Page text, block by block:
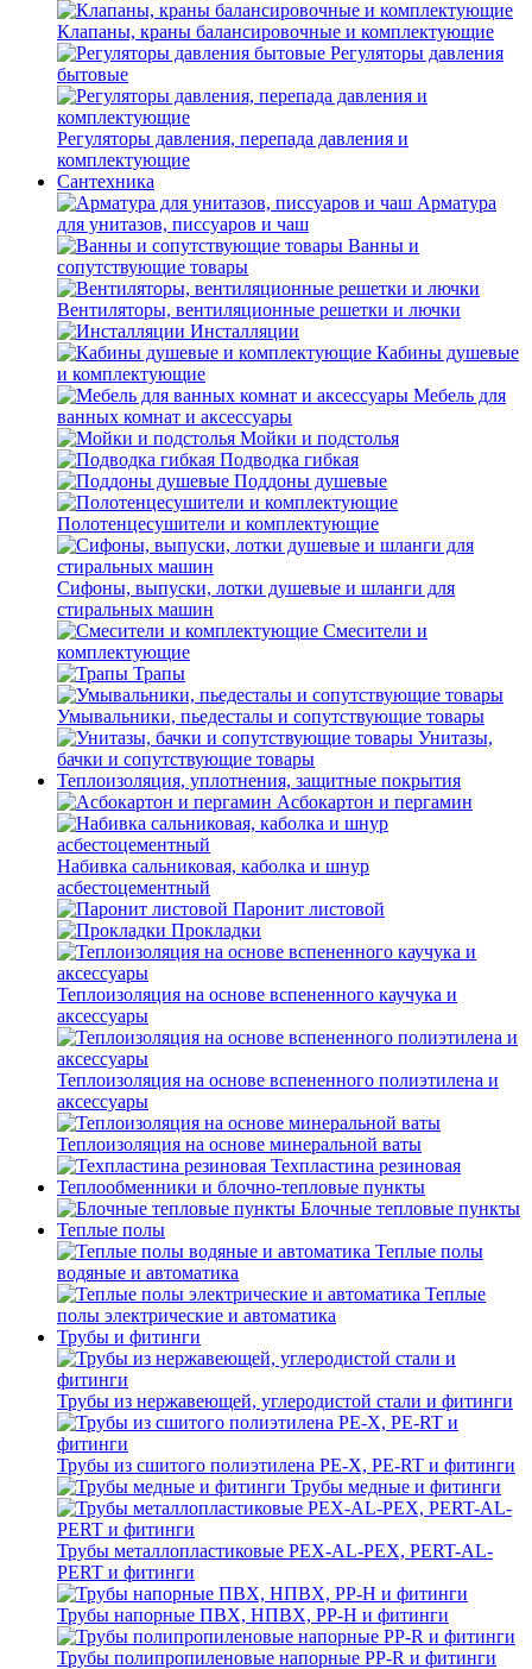
Клапаны, краны балансировочные и комплектующие
Регуляторы давления
бытовые
Регуляторы давления, перепада давления и
комплектующие
Сантехника
Арматура
для унитазов, писсуаров и чаш
Ванны и
сопутствующие товары
Вентиляторы, вентиляционные решетки и лючки
Инсталляции
Кабины душевые
и комплектующие
Мебель для
ванных комнат и аксессуары
Мойки и подстолья
Подводка гибкая
Поддоны душевые
Полотенцесушители и комплектующие
Сифоны, выпуски, лотки душевые и шланги для
стиральных машин
Смесители и
комплектующие
Трапы
Умывальники, пьедесталы и сопутствующие товары
Унитазы,
бачки и сопутствующие товары
Теплоизоляция, уплотнения, защитные покрытия
Асбокартон и пергамин
Набивка сальниковая, каболка и шнур
асбестоцементный
Паронит листовой
Прокладки
Теплоизоляция на основе вспененного каучука и
аксессуары
Теплоизоляция на основе вспененного полиэтилена и
аксессуары
Теплоизоляция на основе минеральной ваты
Техпластина резиновая
Теплообменники и блочно-тепловые пункты
Блочные тепловые пункты
Теплые полы
Теплые полы
водяные и автоматика
Теплые
полы электрические и автоматика
Трубы и фитинги
Трубы из нержавеющей, углеродистой стали и фитинги
Трубы из сшитого полиэтилена PE-X, PE-RT и фитинги
Трубы медные и фитинги
Трубы металлопластиковые PEX-AL-PEX, PERT-AL-
PERT и фитинги
Трубы напорные ПВХ, НПВХ, PP-H и фитинги
Трубы полипропиленовые напорные PP-R и фитинги